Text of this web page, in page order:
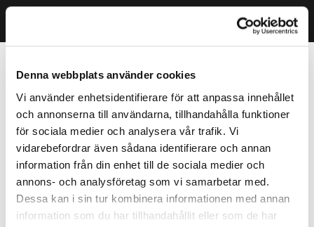
Denna webbplats använder cookies
Vi använder enhetsidentifierare för att anpassa innehållet
och annonserna till användarna, tillhandahålla funktioner
för sociala medier och analysera vår trafik. Vi
vidarebefordrar även sådana identifierare och annan
information från din enhet till de sociala medier och
annons- och analysföretag som vi samarbetar med.
Dessa kan i sin tur kombinera informationen med annan
information som du har tillhandahållit eller som de har